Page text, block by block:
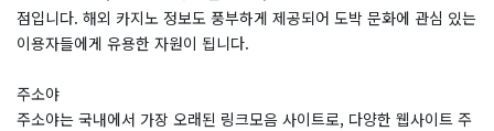
점입니다. 해외 카지노 정보도 풍부하게 제공되어 도박 문화에 관심 있는
이용자들에게 유용한 자원이 됩니다.
주소야
주소야는 국내에서 가장 오래된 링크모음 사이트로, 다양한 웹사이트 주